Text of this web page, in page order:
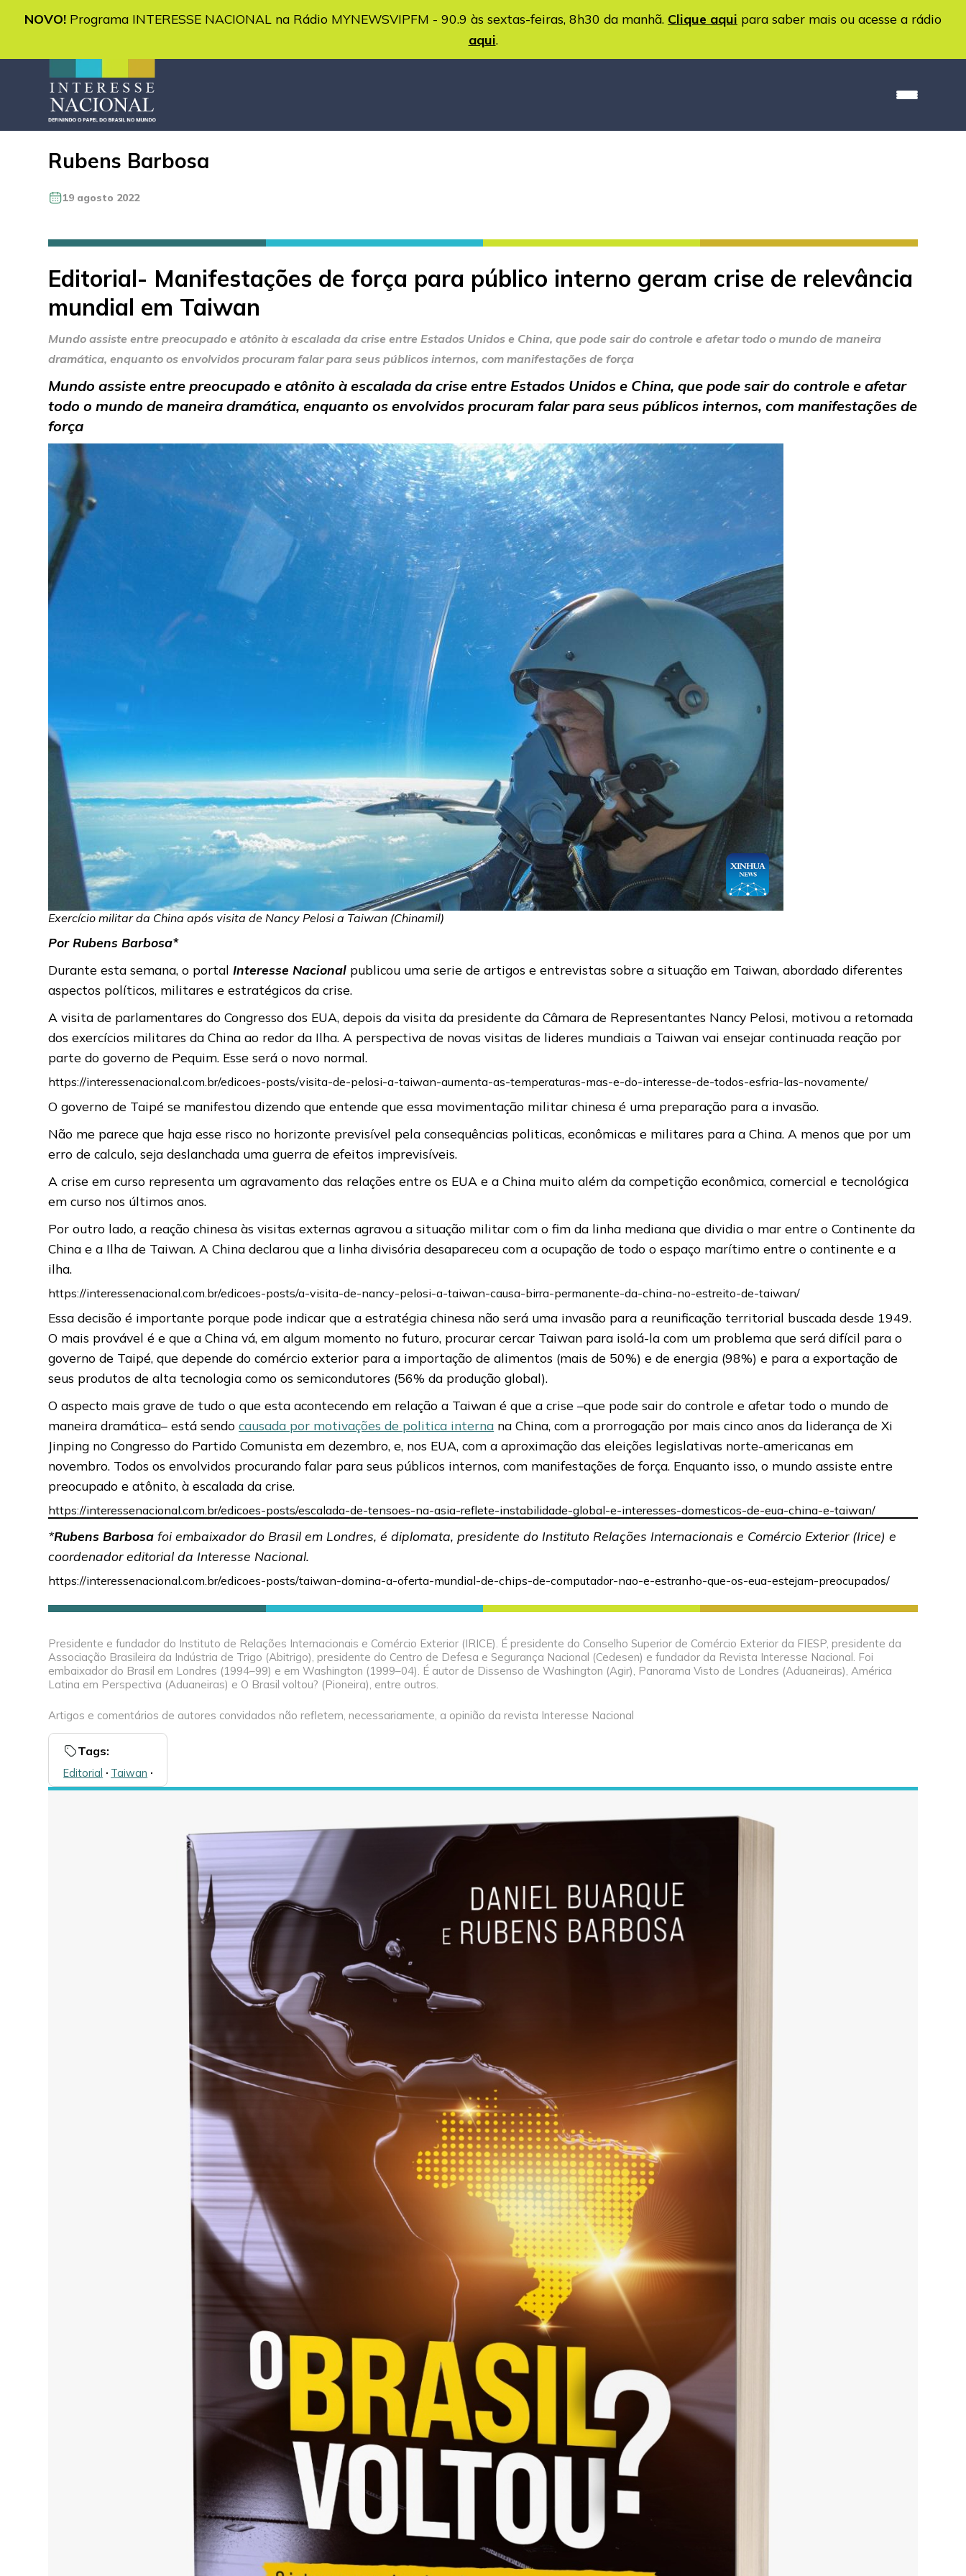
NOVO! Programa INTERESSE NACIONAL na Rádio MYNEWSVIPFM - 90.9 às sextas-feiras, 8h30 da manhã. Clique aqui para saber mais ou acesse a rádio
aqui.
Rubens Barbosa
19 agosto 2022
Editorial- Manifestações de força para público interno geram crise de relevância
mundial em Taiwan
Mundo assiste entre preocupado e atônito à escalada da crise entre Estados Unidos e China, que pode sair do controle e afetar todo o mundo de maneira
dramática, enquanto os envolvidos procuram falar para seus públicos internos, com manifestações de força
Mundo assiste entre preocupado e atônito à escalada da crise entre Estados Unidos e China, que pode sair do controle e afetar
todo o mundo de maneira dramática, enquanto os envolvidos procuram falar para seus públicos internos, com manifestações de
força
Exercício militar da China após visita de Nancy Pelosi a Taiwan (Chinamil)
Por Rubens Barbosa*
Durante esta semana, o portal Interesse Nacional publicou uma serie de artigos e entrevistas sobre a situação em Taiwan, abordado diferentes
aspectos políticos, militares e estratégicos da crise.
A visita de parlamentares do Congresso dos EUA, depois da visita da presidente da Câmara de Representantes Nancy Pelosi, motivou a retomada
dos exercícios militares da China ao redor da Ilha. A perspectiva de novas visitas de lideres mundiais a Taiwan vai ensejar continuada reação por
parte do governo de Pequim. Esse será o novo normal.
https://interessenacional.com.br/edicoes-posts/visita-de-pelosi-a-taiwan-aumenta-as-temperaturas-mas-e-do-interesse-de-todos-esfria-las-novamente/
O governo de Taipé se manifestou dizendo que entende que essa movimentação militar chinesa é uma preparação para a invasão.
Não me parece que haja esse risco no horizonte previsível pela consequências politicas, econômicas e militares para a China. A menos que por um
erro de calculo, seja deslanchada uma guerra de efeitos imprevisíveis.
A crise em curso representa um agravamento das relações entre os EUA e a China muito além da competição econômica, comercial e tecnológica
em curso nos últimos anos.
Por outro lado, a reação chinesa às visitas externas agravou a situação militar com o fim da linha mediana que dividia o mar entre o Continente da
China e a Ilha de Taiwan. A China declarou que a linha divisória desapareceu com a ocupação de todo o espaço marítimo entre o continente e a
ilha.
https://interessenacional.com.br/edicoes-posts/a-visita-de-nancy-pelosi-a-taiwan-causa-birra-permanente-da-china-no-estreito-de-taiwan/
Essa decisão é importante porque pode indicar que a estratégia chinesa não será uma invasão para a reunificação territorial buscada desde 1949.
O mais provável é e que a China vá, em algum momento no futuro, procurar cercar Taiwan para isolá-la com um problema que será difícil para o
governo de Taipé, que depende do comércio exterior para a importação de alimentos (mais de 50%) e de energia (98%) e para a exportação de
seus produtos de alta tecnologia como os semicondutores (56% da produção global).
O aspecto mais grave de tudo o que esta acontecendo em relação a Taiwan é que a crise –que pode sair do controle e afetar todo o mundo de
maneira dramática– está sendocausada por motivações de politica interna na China, com a prorrogação por mais cinco anos da liderança de Xi
Jinping no Congresso do Partido Comunista em dezembro, e, nos EUA, com a aproximação das eleições legislativas norte-americanas em
novembro. Todos os envolvidos procurando falar para seus públicos internos, com manifestações de força. Enquanto isso, o mundo assiste entre
preocupado e atônito, à escalada da crise.
https://interessenacional.com.br/edicoes-posts/escalada-de-tensoes-na-asia-reflete-instabilidade-global-e-interesses-domesticos-de-eua-china-e-taiwan/
*Rubens Barbosa foi embaixador do Brasil em Londres, é diplomata, presidente do Instituto Relações Internacionais e Comércio Exterior (Irice) e
coordenador editorial da Interesse Nacional.
https://interessenacional.com.br/edicoes-posts/taiwan-domina-a-oferta-mundial-de-chips-de-computador-nao-e-estranho-que-os-eua-estejam-preocupados/
Presidente e fundador do Instituto de Relações Internacionais e Comércio Exterior (IRICE). É presidente do Conselho Superior de Comércio Exterior da FIESP, presidente da
Associação Brasileira da Indústria de Trigo (Abitrigo), presidente do Centro de Defesa e Segurança Nacional (Cedesen) e fundador da Revista Interesse Nacional. Foi
embaixador do Brasil em Londres (1994–99) e em Washington (1999–04). É autor de Dissenso de Washington (Agir), Panorama Visto de Londres (Aduaneiras), América
Latina em Perspectiva (Aduaneiras) e O Brasil voltou? (Pioneira), entre outros.
Artigos e comentários de autores convidados não refletem, necessariamente, a opinião da revista Interesse Nacional
Tags:
Editorial 🞌 Taiwan 🞌